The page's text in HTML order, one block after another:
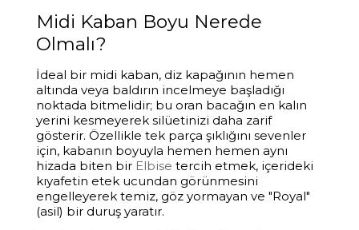
Midi Kaban Boyu Nerede
Olmalı?
İdeal bir midi kaban, diz kapağının hemen
altında veya baldırın incelmeye başladığı
noktada bitmelidir; bu oran bacağın en kalın
yerini kesmeyerek silüetinizi daha zarif
gösterir. Özellikle tek parça şıklığını sevenler
için, kabanın boyuyla hemen hemen aynı
hizada biten bir Elbise tercih etmek, içerideki
kıyafetin etek ucundan görünmesini
engelleyerek temiz, göz yormayan ve "Royal"
(asil) bir duruş yaratır.